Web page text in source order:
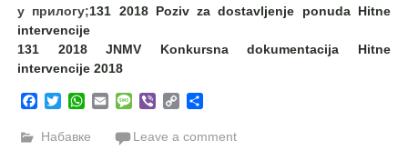
у прилогу;131 2018 Poziv za dostavljenje ponuda Hitne
intervencije
131 2018 JNMV Konkursna dokumentacija Hitne
intervencije 2018
Facebook
TwitterWhatsApp
EmailMessage
ViberCopy
Набавке Leave a comment